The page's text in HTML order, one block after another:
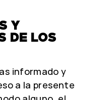
Y
DE LOS
informado y
a la presente